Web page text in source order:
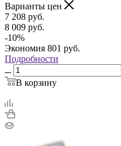
Варианты цен
7 208 руб.
8 009 руб.
-10%
Экономия 801 руб.
Подробности
В корзину